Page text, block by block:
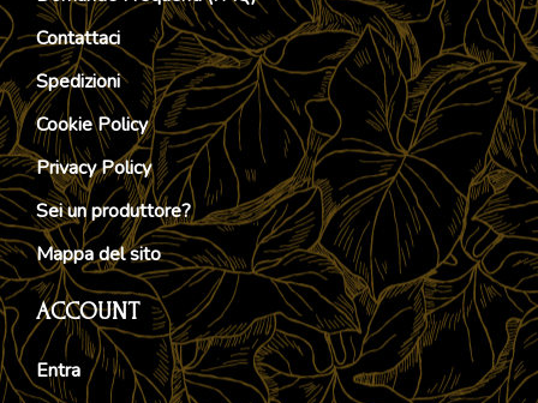
Contattaci
Spedizioni
Cookie Policy
Privacy Policy
Sei un produttore?
Mappa del sito
ACCOUNT
Entra